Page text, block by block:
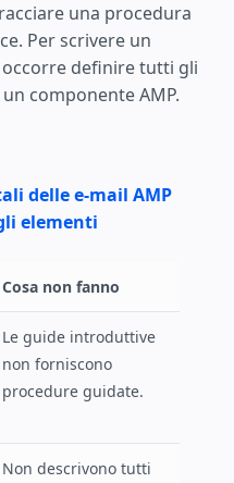
una procedura
Per scrivere un
definire tutti gli
componente AMP.
delle e-mail AMP
elementi
Cosa non fanno
Le guide introduttive
non forniscono
procedure guidate.
Non descrivono tutti